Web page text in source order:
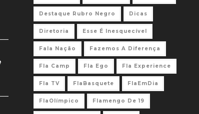
Destaque Rubro Negro Dicas
Diretoria Esse É Inesquecível
Fala Nação Fazemos A Diferença
Fla Camp Fla Ego Fla Experience
Fla TV FlaBasquete FlaEmDia
FlaOlímpico Flamengo De 19